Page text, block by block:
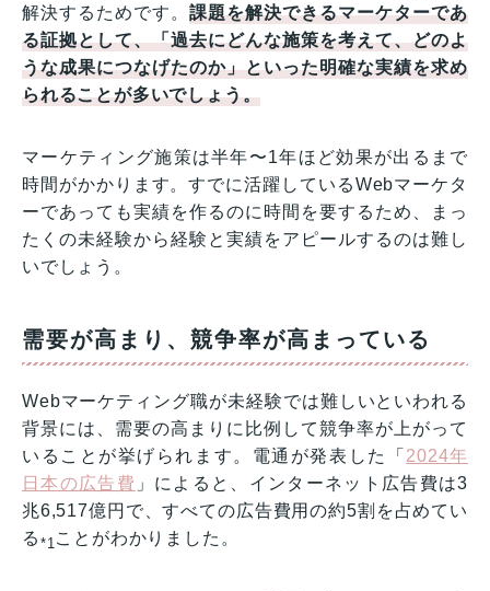
解決するためです。課題を解決できるマーケターであ
る証拠として、「過去にどんな施策を考えて、どのよ
うな成果につなげたのか」といった明確な実績を求め
られることが多いでしょう。
マーケティング施策は半年〜1年ほど効果が出るまで
時間がかかります。すでに活躍しているWebマーケタ
ーであっても実績を作るのに時間を要するため、まっ
たくの未経験から経験と実績をアピールするのは難し
いでしょう。
需要が高まり、競争率が高まっている
Webマーケティング職が未経験では難しいといわれる
背景には、需要の高まりに比例して競争率が上がって
いることが挙げられます。電通が発表した「 2024年
日本の広告費 」によると、インターネット広告費は3
兆6,517億円で、すべての広告費用の約5割を占めてい
る *1ことがわかりました。